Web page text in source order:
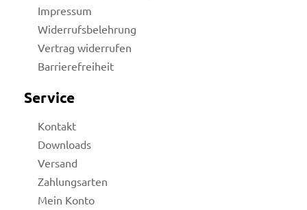
Impressum
Widerrufsbelehrung
Vertrag widerrufen
Barrierefreiheit
Service
Kontakt
Downloads
Versand
Zahlungsarten
Mein Konto